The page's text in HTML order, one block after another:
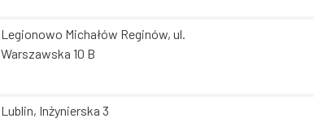
Legionowo Michałów Reginów, ul.
Warszawska 10 B
Lublin, Inżynierska 3